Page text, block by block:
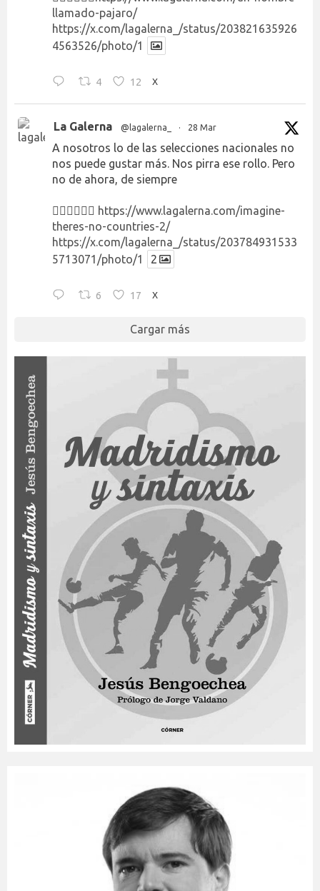
llamado-pajaro/
https://x.com/lagalerna_/status/203821635926
4563526/photo/1
4 12 X
La Galerna @lagalerna_ · 28 Mar
A nosotros lo de las selecciones nacionales no
nos puede gustar más. Nos pirra ese rollo. Pero
no de ahora, de siempre
👉🏻👉🏻👉🏻 https://www.lagalerna.com/imagine-
theres-no-countries-2/
https://x.com/lagalerna_/status/203784931533
5713071/photo/1
2
6 17 X
Cargar más